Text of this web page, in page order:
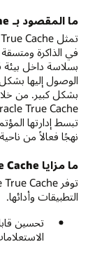
ما المقصود بـ Oracle True Cache؟
بسلاسة داخل بيئة
الوصول إليها
بشكل كبير. من
تبسط إدارتها
نهجًا فعالاً من
ما مزايا Oracle True Cache؟
التطبيقات وأدائها.
تحسين